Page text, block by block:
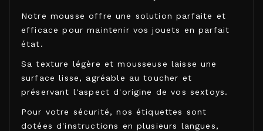
Notre mousse offre une solution parfaite et
efficace pour maintenir vos jouets en parfait
état.
Sa texture légère et mousseuse laisse une
surface lisse, agréable au toucher et
préservant l'aspect d'origine de vos sextoys.
Pour votre sécurité, nos étiquettes sont
dotées d'instructions en plusieurs langues,